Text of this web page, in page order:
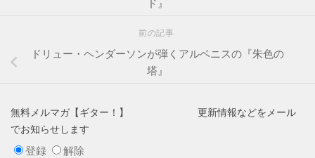
ド』
前の記事
ドリュー・ヘンダーソンが弾くアルベニスの『朱色の
塔』
無料メルマガ【ギター！】 更新情報などをメール
でお知らせします
登録
解除